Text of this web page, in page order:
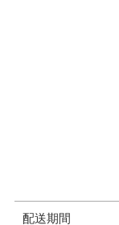
配送期間